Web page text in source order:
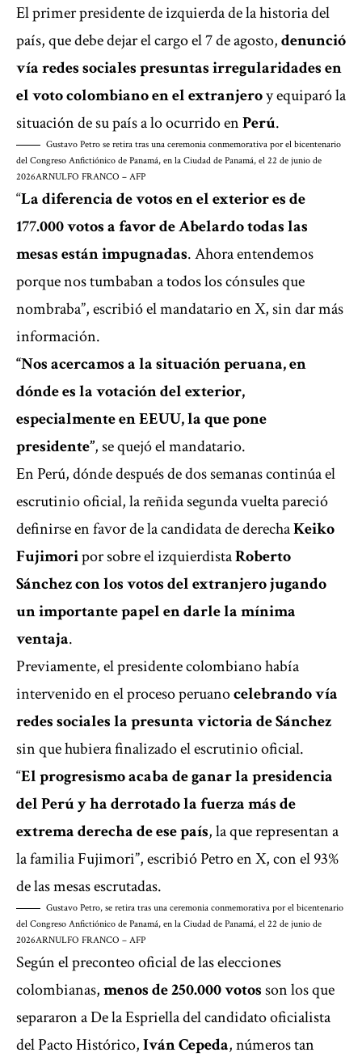
El primer presidente de izquierdade la historia del
país, que debe dejar el cargo el 7 de agosto,denunció
vía redes socialespresuntas irregularidades en
el voto colombiano en el extranjeroy equiparó la
situación de su país a lo ocurrido enPerú.
Gustavo Petro se retira tras una ceremonia conmemorativa por el bicentenario
del Congreso Anfictiónico de Panamá, en la Ciudad de Panamá, el 22 de junio de
2026ARNULFO FRANCO – AFP
“La diferencia de votos en el exterior es de
177.000 votos a favor de Abelardo todas las
mesas están impugnadas. Ahora entendemos
porque nos tumbaban a todos los cónsules que
nombraba”, escribió el mandatario en X, sin dar más
información.
“Nos acercamos a la situación peruana, en
dónde es la votación del exterior,
especialmente en EEUU, la que pone
presidente”, se quejó el mandatario.
En Perú, dónde después de dos semanas continúa el
escrutinio oficial, la reñida segunda vuelta pareció
definirse en favor de la candidata de derechaKeiko
Fujimoripor sobre el izquierdistaRoberto
Sánchez con los votos del extranjero jugando
un importante papel en darle la mínima
ventaja.
Previamente, el presidente colombianohabía
intervenido en el proceso peruanocelebrando vía
redes sociales la presunta victoria de Sánchez
sin que hubiera finalizado el escrutinio oficial.
“El progresismo acaba de ganar la presidencia
del Perú y ha derrotado la fuerza más de
extrema derecha de ese país, la que representan a
la familia Fujimori”, escribió Petro en X, con el 93%
de las mesas escrutadas.
Gustavo Petro, se retira tras una ceremonia conmemorativa por el bicentenario
del Congreso Anfictiónico de Panamá, en la Ciudad de Panamá, el 22 de junio de
2026ARNULFO FRANCO – AFP
Según el preconteo oficial de las elecciones
colombianas,menos de 250.000 votosson los que
separaron aDe la Esprielladel candidato oficialista
del Pacto Histórico,Iván Cepeda, números tan